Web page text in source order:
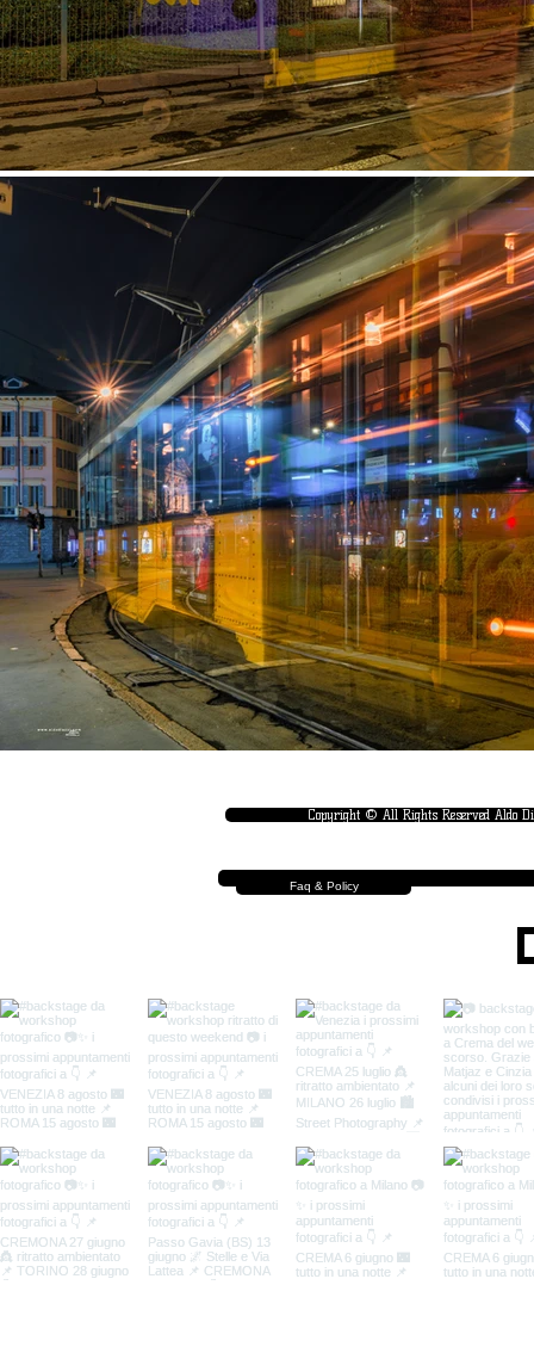
Faq & Policy
Copyright © All Rights Reserved Aldo